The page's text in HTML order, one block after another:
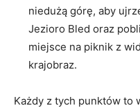
niedużą‍ górę, aby
Jezioro Bled oraz
miejsce na piknik z
krajobraz.
Każdy z tych punktów to‍